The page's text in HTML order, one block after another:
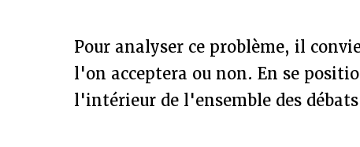
Pour analyser ce problème, il
l'on acceptera ou non. En se
l'intérieur de l'ensemble des débats